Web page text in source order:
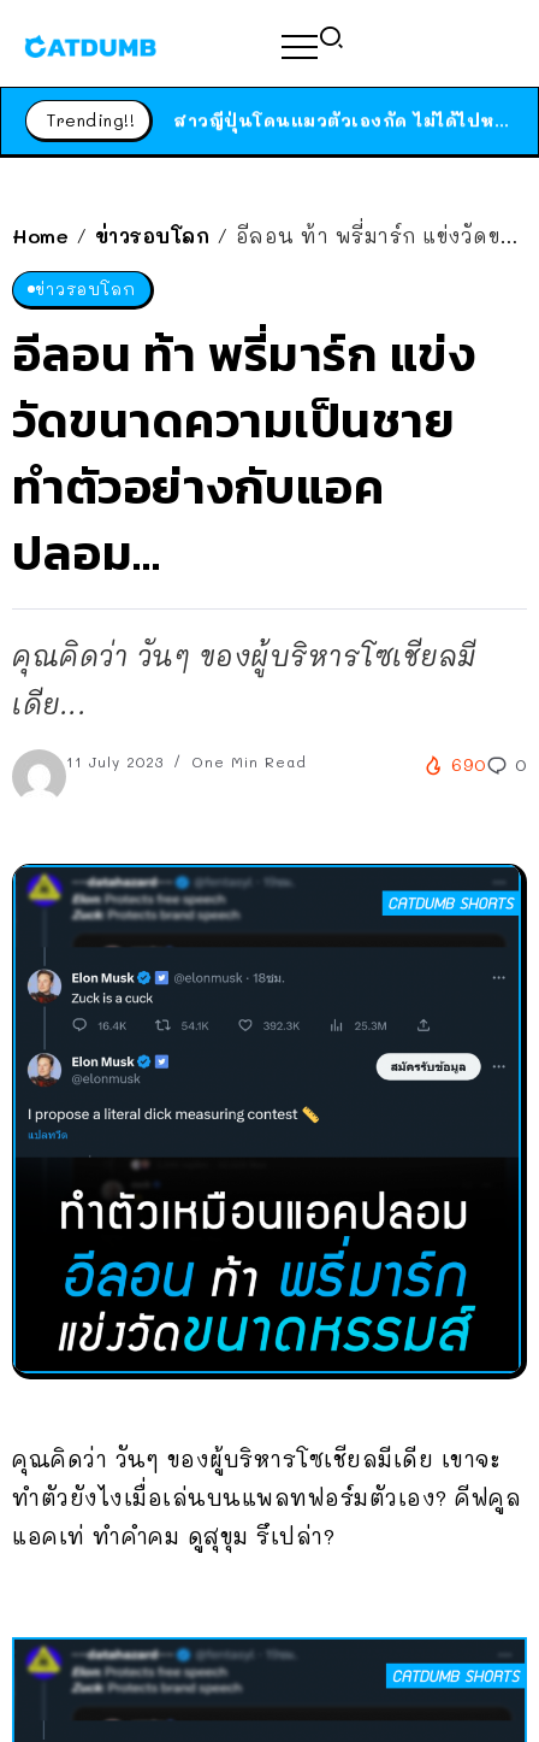
Trending!! ได้เวลาเด็กหนวดรวมตัว RF Online Next เปิดให้เล่นแล้ว เกม Sci-Fi MMORPG ระดับตำนาน เล่นได้ทั้งมือถือและ PC
Home / ข่าวรอบโลก / อีลอน ท้า พรี่มาร์ก แข่งวัดขนาดความเป็นชาย ทำตัวอย่างกับแอคปลอม…
ข่าวรอบโลก
อีลอน ท้า พรี่มาร์ก แข่ง
วัดขนาดความเป็นชาย
ทำตัวอย่างกับแอค
ปลอม…
คุณคิดว่า วันๆ ของผู้บริหารโซเชียลมี
เดีย...
11 July 2023 One Min Read 690 0
คุณคิดว่า วันๆ ของผู้บริหารโซเชียลมีเดีย เขาจะ
ทำตัวยังไงเมื่อเล่นบนแพลทฟอร์มตัวเอง? คีฟคูล
แอคเท่ ทำคำคม ดูสุขุม รึเปล่า?